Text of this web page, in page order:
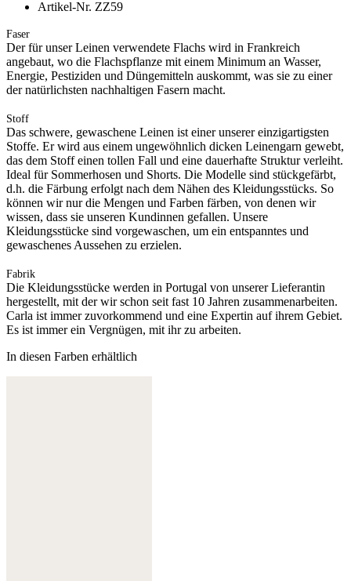
Artikel-Nr. ZZ59
Faser
Der für unser Leinen verwendete Flachs wird in Frankreich
angebaut, wo die Flachspflanze mit einem Minimum an Wasser,
Energie, Pestiziden und Düngemitteln auskommt, was sie zu einer
der natürlichsten nachhaltigen Fasern macht.
Stoff
Das schwere, gewaschene Leinen ist einer unserer einzigartigsten
Stoffe. Er wird aus einem ungewöhnlich dicken Leinengarn gewebt,
das dem Stoff einen tollen Fall und eine dauerhafte Struktur verleiht.
Ideal für Sommerhosen und Shorts. Die Modelle sind stückgefärbt,
d.h. die Färbung erfolgt nach dem Nähen des Kleidungsstücks. So
können wir nur die Mengen und Farben färben, von denen wir
wissen, dass sie unseren Kundinnen gefallen. Unsere
Kleidungsstücke sind vorgewaschen, um ein entspanntes und
gewaschenes Aussehen zu erzielen.
Fabrik
Die Kleidungsstücke werden in Portugal von unserer Lieferantin
hergestellt, mit der wir schon seit fast 10 Jahren zusammenarbeiten.
Carla ist immer zuvorkommend und eine Expertin auf ihrem Gebiet.
Es ist immer ein Vergnügen, mit ihr zu arbeiten.
In diesen Farben erhältlich